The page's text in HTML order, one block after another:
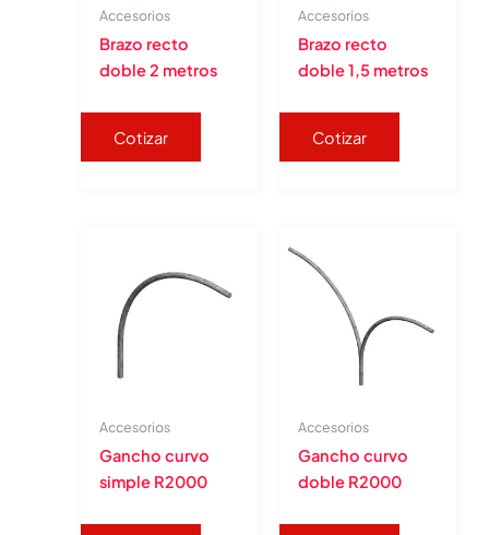
Accesorios
Brazo recto
doble 2 metros
Cotizar
Accesorios
Brazo recto
doble 1,5 metros
Cotizar
Accesorios
Gancho curvo
simple R2000
Accesorios
Gancho curvo
doble R2000